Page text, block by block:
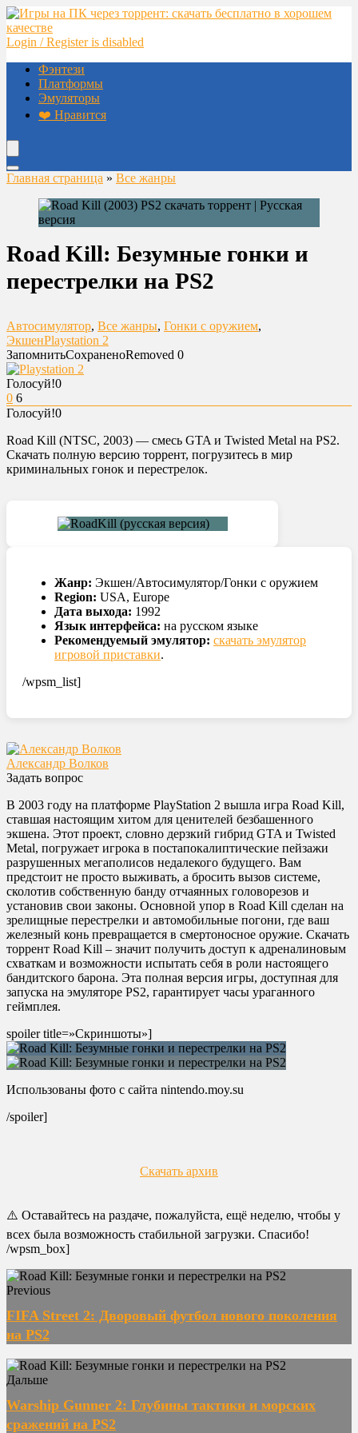
Login / Register is disabled
Фэнтези
Платформы
Эмуляторы
❤️ Нравится
Главная страница » Все жанры
Road Kill: Безумные гонки и
перестрелки на PS2
Автосимулятор, Все жанры, Гонки с оружием,
ЭкшенPlaystation 2
ЗапомнитьСохраненоRemoved 0
Голосуй!0
0 6
Голосуй!0
Road Kill (NTSC, 2003) — смесь GTA и Twisted Metal на PS2.
Скачать полную версию торрент, погрузитесь в мир
криминальных гонок и перестрелок.
Жанр: Экшен/Автосимулятор/Гонки с оружием
Region: USA, Europe
Дата выхода: 1992
Язык интерфейса: на русском языке
Рекомендуемый эмулятор: скачать эмулятор
игровой приставки.
/wpsm_list]
Александр Волков
Задать вопрос
В 2003 году на платформе PlayStation 2 вышла игра Road Kill,
ставшая настоящим хитом для ценителей безбашенного
экшена. Этот проект, словно дерзкий гибрид GTA и Twisted
Metal, погружает игрока в постапокалиптические пейзажи
разрушенных мегаполисов недалекого будущего. Вам
предстоит не просто выживать, а бросить вызов системе,
сколотив собственную банду отчаянных головорезов и
установив свои законы. Основной упор в Road Kill сделан на
зрелищные перестрелки и автомобильные погони, где ваш
железный конь превращается в смертоносное оружие. Скачать
торрент Road Kill – значит получить доступ к адреналиновым
схваткам и возможности испытать себя в роли настоящего
бандитского барона. Эта полная версия игры, доступная для
запуска на эмуляторе PS2, гарантирует часы ураганного
геймплея.
spoiler title=»Скриншоты»]
Использованы фото с сайта nintendo.moy.su
/spoiler]
Скачать архив
⚠️ Оставайтесь на раздаче, пожалуйста, ещё неделю, чтобы у
всех была возможность стабильной загрузки. Спасибо!
/wpsm_box]
Previous
FIFA Street 2: Дворовый футбол нового поколения
на PS2
Дальше
Warship Gunner 2: Глубины тактики и морских
сражений на PS2